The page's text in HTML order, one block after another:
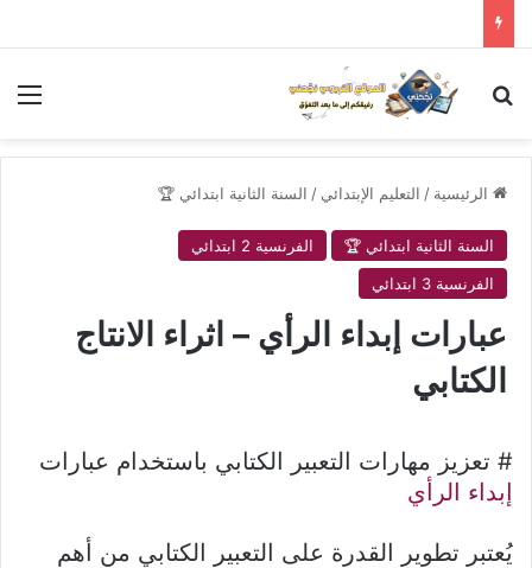
بحث عن
الرئيسية / التعليم الإبتدائي / السنة الثانية ابتدائي 🏆
السنة الثانية ابتدائي 🏆
الفرنسية 2 ابتدائي
الفرنسية 3 ابتدائي
عبارات إبداء الرأي – اثراء الانتاج
الكتابي
# تعزيز مهارات التعبير الكتابي باستخدام عبارات
إبداء الرأي
يُعتبر تطوير القدرة على التعبير الكتابي من أهم